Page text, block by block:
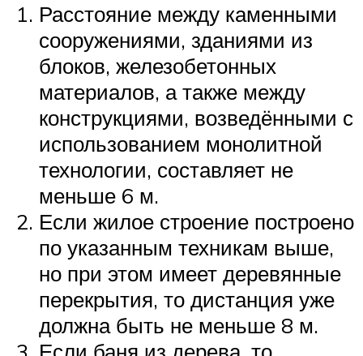
Расстояние между каменными
сооружениями, зданиями из
блоков, железобетонных
материалов, а также между
конструкциями, возведёнными с
использованием монолитной
технологии, составляет не
меньше 6 м.
Если жилое строение построено
по указанным техникам выше,
но при этом имеет деревянные
перекрытия, то дистанция уже
должна быть не меньше 8 м.